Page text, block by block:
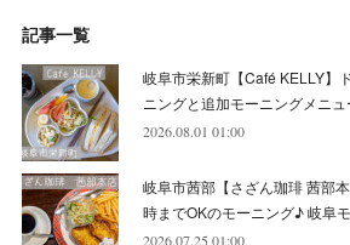
(5
(7)
(10
( 6)
(10)
(6
(5)
(6)
(8)
(7
(9)
(4)
(6)
(7
(11)
(7)
(9)
(7
(7)
(5)
(1)
(4)
(5)
(4)
(7)
(8)
(7)
(5)
(8)
(8)
(10)
(10)
(12)
記事一覧
岐阜市栄新町【Café KELLY】
ニングと追加モーニングメニ
2026.08.01 01:00
岐阜市茜部【さざん珈琲 茜部
時までOKのモーニング♪ 岐阜
2026.07.25 01:00